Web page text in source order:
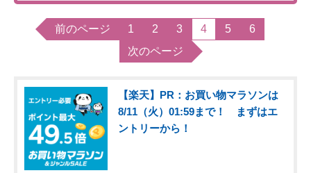
前のページ 1 2 3 4 5
6
次のページ
【楽天】PR：お買い物マラソンは
8/11（火）01:59まで！ まずはエ
ントリーから！